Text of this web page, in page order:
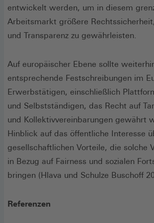
entwickelt werden, um in diesem
Arbeitsmarkt größere
und Transparenz zu gewährleisten.
Auf europäischer Ebene sollte
entsprechende Festschreibungen im
Erwerbstätigen, einschließlich
und Selbstständigen, das Recht auf
und Kollektivvereinbarungen gewährt
Hinblick auf das öffentliche Interesse
gesellschaftlichen Vorteile, die solche
in Bezug auf Fairness und sozialen
bringen (Hlava und Schulze Buschoff
Referenzen